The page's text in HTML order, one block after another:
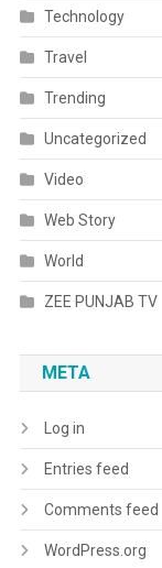
Technology
Travel
Trending
Uncategorized
Video
Web Story
World
ZEE PUNJAB TV
META
Log in
Entries feed
Comments feed
WordPress.org